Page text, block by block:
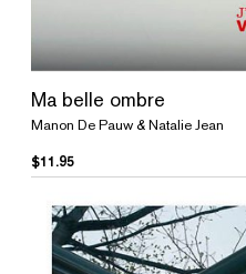
Ma belle ombre
Manon De Pauw & Natalie Jean
$11.95